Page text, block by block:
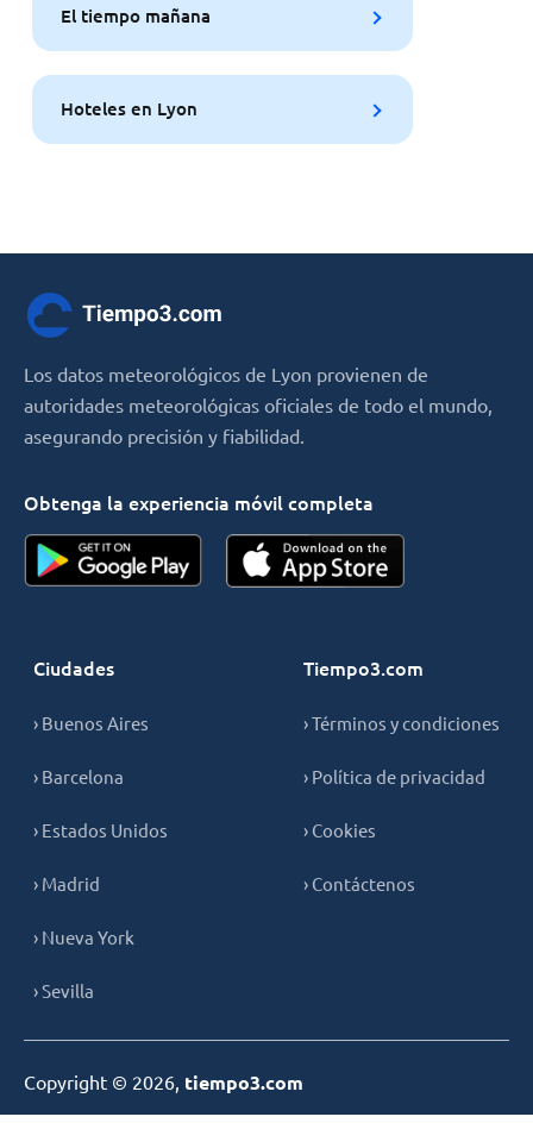
El tiempo mañana
Hoteles en Lyon
Los datos meteorológicos de Lyon provienen de
autoridades meteorológicas oficiales de todo el mundo,
asegurando precisión y fiabilidad.
Obtenga la experiencia móvil completa
Ciudades
› Buenos Aires
› Barcelona
› Estados Unidos
› Madrid
› Nueva York
› Sevilla
Tiempo3.com
› Términos y condiciones
› Política de privacidad
› Cookies
› Contáctenos
Copyright © 2026, tiempo3.com